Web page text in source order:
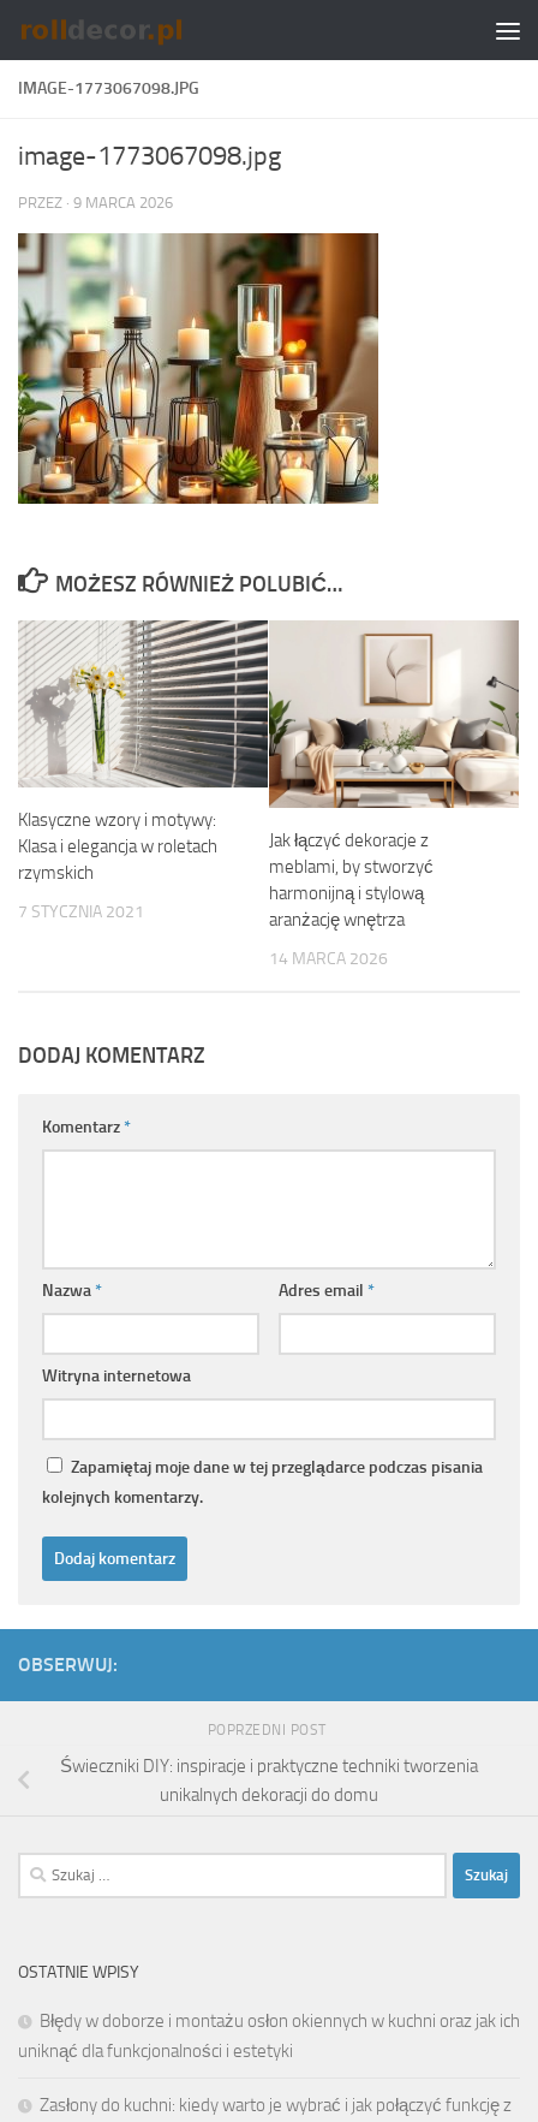
Skip to content
IMAGE-1773067098.JPG
image-1773067098.jpg
PRZEZ · 9 MARCA 2026
MOŻESZ RÓWNIEŻ POLUBIĆ…
Klasyczne wzory i motywy:
Klasa i elegancja w roletach
rzymskich
7 STYCZNIA 2021
Jak łączyć dekoracje z
meblami, by stworzyć
harmonijną i stylową
aranżację wnętrza
14 MARCA 2026
DODAJ KOMENTARZ
Komentarz*
Nazwa* Adres email *
Witryna internetowa
Zapamiętaj moje dane w tej przeglądarce podczas pisania
kolejnych komentarzy.
OBSERWUJ:
POPRZEDNI POST
Świeczniki DIY: inspiracje i praktyczne techniki tworzenia
unikalnych dekoracji do domu
Szukaj:
OSTATNIE WPISY
Błędy w doborze i montażu osłon okiennych w kuchni oraz jak ich
uniknąć dla funkcjonalności i estetyki
Zasłony do kuchni: kiedy warto je wybrać i jak połączyć funkcję z